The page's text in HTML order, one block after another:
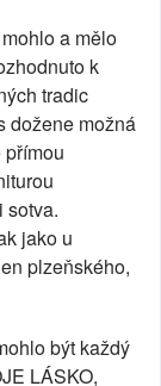
a mělo
k
tradic
dožene možná
sotva.
jako u
plzeňského,
být každý
LÁSKO,